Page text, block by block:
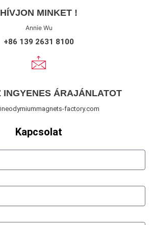
HÍVJON MINKET !
Annie Wu
+86 139 2631 8100
INGYENES ÁRAJÁNLATOT
factory.com
Kapcsolat